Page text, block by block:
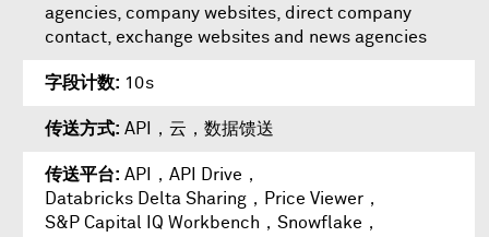
agencies, company websites, direct company
contact, exchange websites and news agencies
字段计数 10s
传送方式 API，云，数据馈送
传送平台 API ， API Drive ，
Databricks Delta Sharing ， Price Viewer ，
S&P Capital IQ Workbench ， Snowflake ，